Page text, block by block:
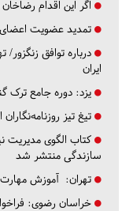
اگر این اقدام رضاخان
تمدید عضویت اعضای
درباره توافق
ایران
یزد: دوره جامع ترک
تیغ تیز
کتاب الگوی مدیریت
سازندگی منتشر شد
تهران: آموزش
خراسان رضوی: